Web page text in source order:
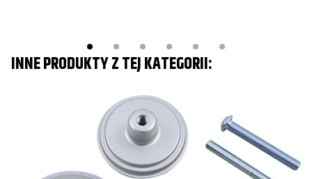
INNE PRODUKTY Z TEJ KATEGORII: